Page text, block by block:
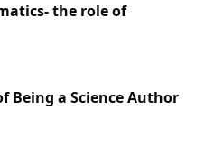
the role of
Being a Science Author